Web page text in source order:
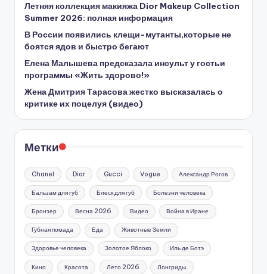
Летняя коллекция макияжа Dior Makeup Collection
Summer 2026: полная информация
В России появились клещи-мутанты,которые не
боятся ядов и быстро бегают
Елена Малышева предсказала инсульт у гостьи
программы «Жить здорово!»
Жена Дмитрия Тарасова жестко высказалась о
критике их поцелуя (видео)
Метки
Chanel Dior Gucci Vogue Александр Рогов
Бальзам для губ Блеск для губ Болезни человека
Бронзер Весна 2026 Видео Война в Иране
Губная помада Еда Животные Земли
Здоровье человека Золотое Яблоко Иль де Ботэ
Кино Красота Лето 2026 Лонгриды